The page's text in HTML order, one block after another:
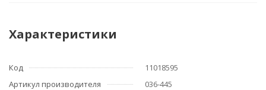
Характеристики
Код
11018595
Артикул производителя
036-445